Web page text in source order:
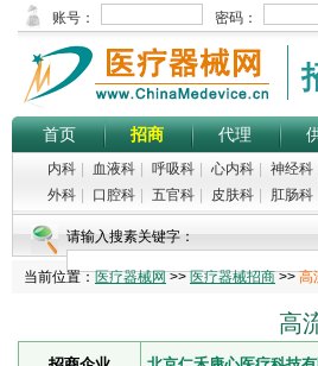
首页 招商 代理
内科 血液科 呼吸科 心内科 神经科
外科
口腔科 五官科 皮肤科 肛肠科
请输入搜素关键字：
当前位置：医疗器械网>>医疗器械招商>>高
高